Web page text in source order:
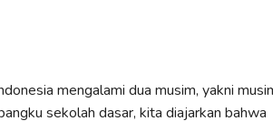
mengalami dua musim, yakni
sekolah dasar, kita diajarkan bahwa